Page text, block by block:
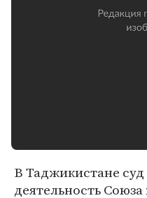
В Таджикистане
деятельность